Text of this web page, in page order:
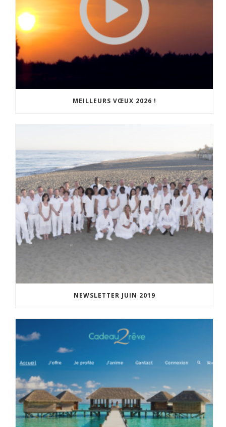
MEILLEURS VŒUX 2026 !
NEWSLETTER JUIN 2019